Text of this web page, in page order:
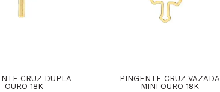
CRUZ DUPLA
OURO 18K
PINGENTE CRUZ VAZADA
MINI OURO 18K